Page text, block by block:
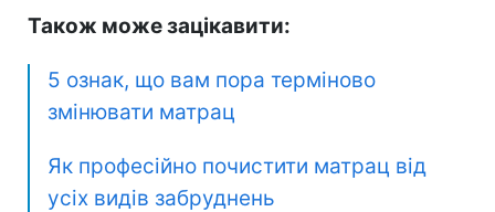
Також може зацікавити:
5 ознак, що вам пора терміново
змінювати матрац
Як професійно почистити матрац від
усіх видів забруднень